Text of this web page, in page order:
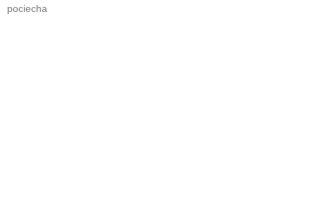
pociecha